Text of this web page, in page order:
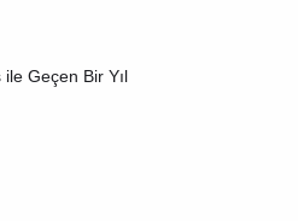
Geçen Bir Yıl